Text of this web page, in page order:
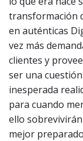
transformación
en auténticas
vez más
clientes y
ser una
inesperada
para cuando
ello
mejor